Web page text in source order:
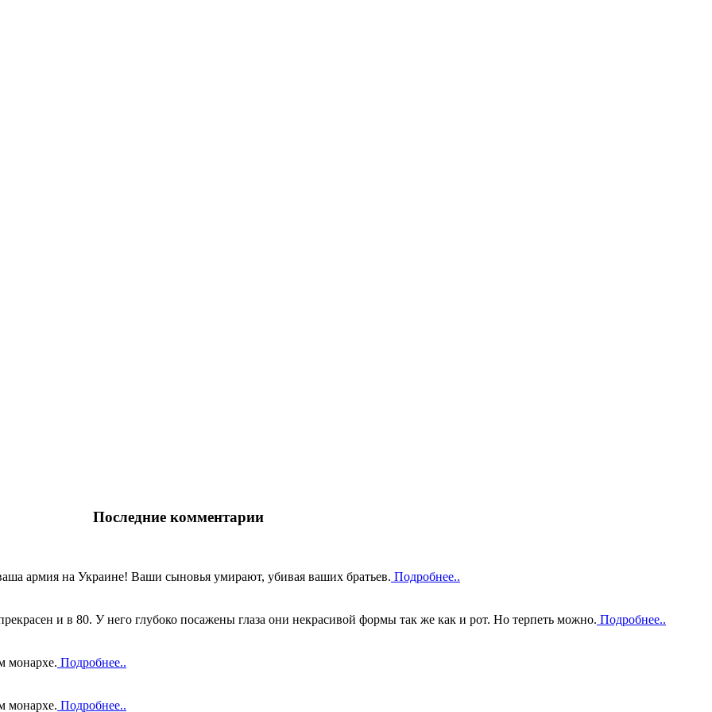
Последние комментарии
армия на Украине! Ваши сыновья умирают, убивая ваших братьев. Подробнее..
и в 80. У него глубоко посажены глаза они некрасивой формы так же как и рот. Но терпеть можно. Подробнее..
монархе. Подробнее..
монархе. Подробнее..